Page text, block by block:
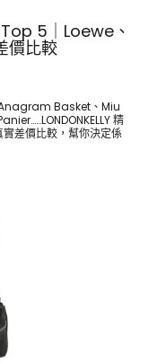
5｜Loewe、
價比較
Anagram Basket、Miu
精
差價比較，幫你決定係
全攻略｜英國代購指